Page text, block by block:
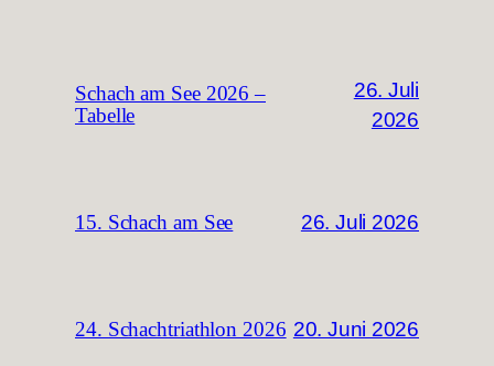
Schach am See 2026 –
Tabelle
26. Juli
2026
15. Schach am See 26. Juli 2026
24. Schachtriathlon 2026 20. Juni 2026